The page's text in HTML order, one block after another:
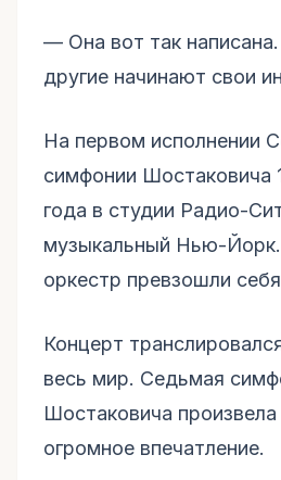
–– Она вот так
другие начинают свои
На первом исполнении
симфонии Шостаковича
года в студии Радио-
музыкальный Нью-Йорк.
оркестр превзошли
Концерт
весь мир. Седьмая
Шостаковича
огромное впечатление.